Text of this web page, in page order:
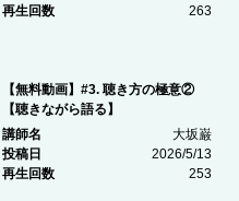
再生回数
263
【無料動画】#3. 聴き方の極意②
【聴きながら語る】
講師名
大坂巌
投稿日
2026/5/13
再生回数
253